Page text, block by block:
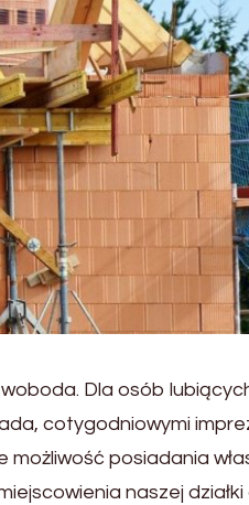
Dla osób
cotygodniowymi
możliwość posiadania
naszej działki